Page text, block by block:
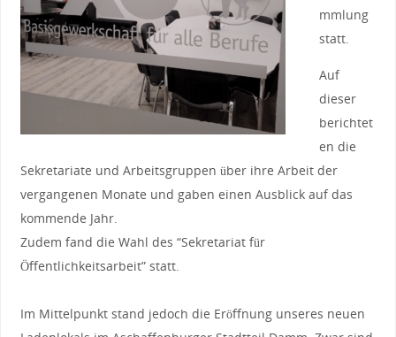
mmlung
statt.
Auf
dieser
berichtet
en die
Sekretariate und Arbeitsgruppen über ihre Arbeit der
vergangenen Monate und gaben einen Ausblick auf das
kommende Jahr.
Zudem fand die Wahl des “Sekretariat für
Öffentlichkeitsarbeit” statt.
Im Mittelpunkt stand jedoch die Eröffnung unseres neuen